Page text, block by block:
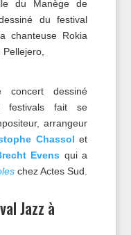
du Manège de
du festival
chanteuse Rokia
concert dessiné
festivals fait se
arrangeur
Chassol et
Evens qui a
chez Actes Sud.
Jazz à